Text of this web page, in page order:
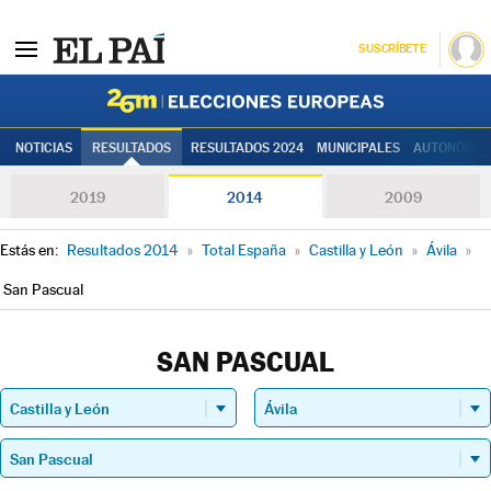
SUSCRÍBETE
NOTICIAS RESULTADOS RESULTADOS 2024 MUNICIPALES
2019 2014 2009
Estás en: Resultados 2014 » Total España » Castilla y León » Ávila »
San Pascual
SAN PASCUAL